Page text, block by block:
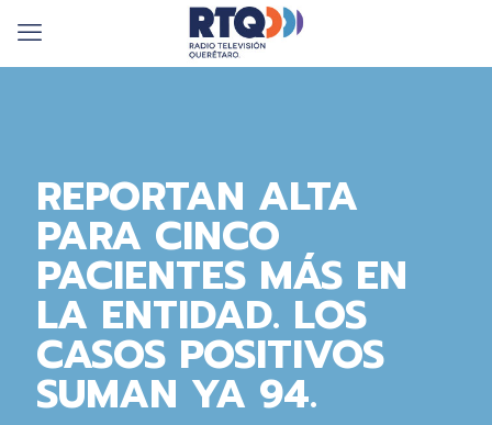
REPORTAN ALTA
PARA CINCO
PACIENTES MÁS EN
LA ENTIDAD. LOS
CASOS POSITIVOS
SUMAN YA 94.